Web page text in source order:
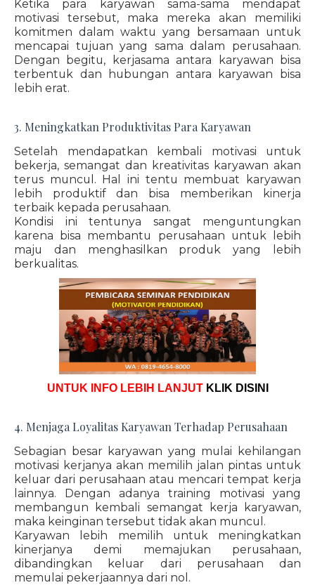
Ketika para karyawan sama-sama mendapat
motivasi tersebut, maka mereka akan memiliki
komitmen dalam waktu yang bersamaan untuk
mencapai tujuan yang sama dalam perusahaan.
Dengan begitu, kerjasama antara karyawan bisa
terbentuk dan hubungan antara karyawan bisa
lebih erat.
3. Meningkatkan Produktivitas Para Karyawan
Setelah mendapatkan kembali motivasi untuk
bekerja, semangat dan kreativitas karyawan akan
terus muncul. Hal ini tentu membuat karyawan
lebih produktif dan bisa memberikan kinerja
terbaik kepada perusahaan.
Kondisi ini tentunya sangat menguntungkan
karena bisa membantu perusahaan untuk lebih
maju dan menghasilkan produk yang lebih
berkualitas.
UNTUK INFO LEBIH LANJUT KLIK DISINI
4. Menjaga Loyalitas Karyawan Terhadap Perusahaan
Sebagian besar karyawan yang mulai kehilangan
motivasi kerjanya akan memilih jalan pintas untuk
keluar dari perusahaan atau mencari tempat kerja
lainnya. Dengan adanya training motivasi yang
membangun kembali semangat kerja karyawan,
maka keinginan tersebut tidak akan muncul.
Karyawan lebih memilih untuk meningkatkan
kinerjanya demi memajukan perusahaan,
dibandingkan keluar dari perusahaan dan
memulai pekerjaannya dari nol.